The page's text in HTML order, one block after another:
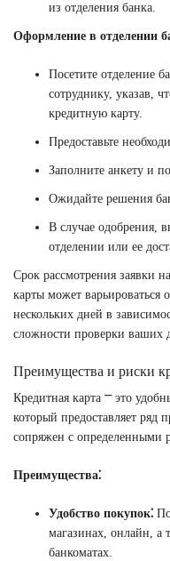
из отделения банка.
Оформление в отделении
Посетите отделение
сотруднику, указав,
кредитную карту.
Предоставьте
Заполните анкету и
Ожидайте решения
В случае одобрения,
отделении или ее
Срок рассмотрения заявки
карты может варьироваться
нескольких дней в
сложности проверки ваших
Преимущества и риски
Кредитная карта ⎻ это
который предоставляет ряд
сопряжен с определенными
Преимущества⁚
Удобство покупок⁚
магазинах, онлайн, а
банкоматах.